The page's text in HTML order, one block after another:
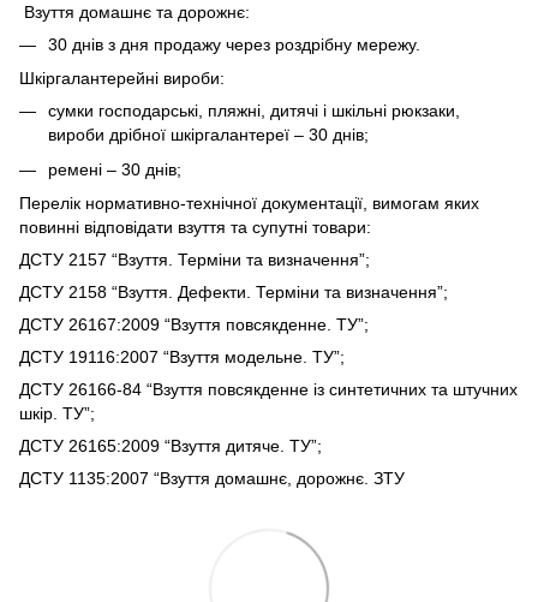
Взуття домашнє та дорожнє:
30 днів з дня продажу через роздрібну мережу.
Шкіргалантерейні вироби:
сумки господарські, пляжні, дитячі і шкільні рюкзаки,
вироби дрібної шкіргалантереї – 30 днів;
ремені – 30 днів;
Перелік нормативно-технічної документації, вимогам яких
повинні відповідати взуття та супутні товари:
ДСТУ 2157 “Взуття. Терміни та визначення”;
ДСТУ 2158 “Взуття. Дефекти. Терміни та визначення”;
ДСТУ 26167:2009 “Взуття повсякденне. ТУ”;
ДСТУ 19116:2007 “Взуття модельне. ТУ”;
ДСТУ 26166-84 “Взуття повсякденне із синтетичних та штучних
шкір. ТУ”;
ДСТУ 26165:2009 “Взуття дитяче. ТУ”;
ДСТУ 1135:2007 “Взуття домашнє, дорожнє. ЗТУ